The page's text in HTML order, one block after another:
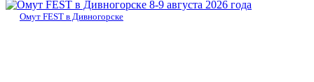
8-9 августа 2026 года
Омут FEST в Дивногорске